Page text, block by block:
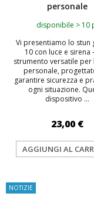
personale
disponibile > 10
Vi presentiamo lo stun
10 con luce e sirena
strumento versatile per
personale,
garantire sicurezza e
ogni situazione.
dispositivo ...
23,00 €
AGGIUNGI AL
NOTIZIE